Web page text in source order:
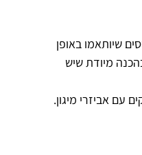
שיותאמו באופן
מיודת שיש
עם אביזרי מיגון.